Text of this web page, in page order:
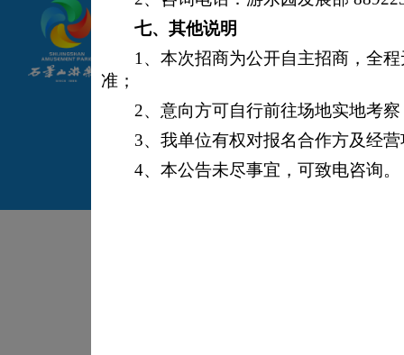
七、其他说明
1、本次招商为公开自主招商，全
准；
2、意向方可自行前往场地实地考
3、我单位有权对报名合作方及经
4、本公告未尽事宜，可致电咨询。
©2014 北京石景山游乐园
京公网安备